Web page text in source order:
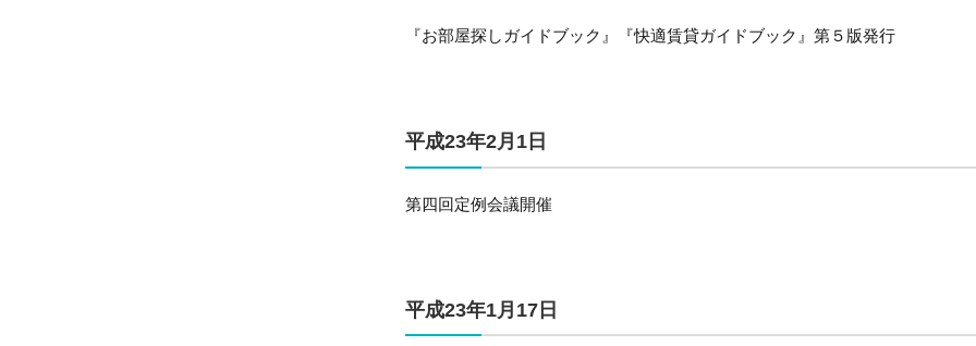
『お部屋探しガイドブック』『快適賃貸ガイドブック』第５版発行
平成23年2月1日
第四回定例会議開催
平成23年1月17日